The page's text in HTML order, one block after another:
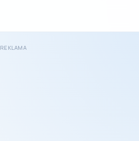
REKLAMA